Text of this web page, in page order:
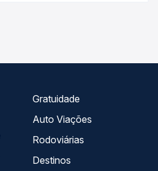
Gratuidade
Auto Viações
Rodoviárias
Destinos